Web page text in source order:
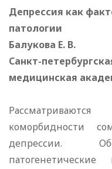
Депрессия как
патологии
Балукова Е. В.
Санкт-
медицинская
коморбидности
депрессии.